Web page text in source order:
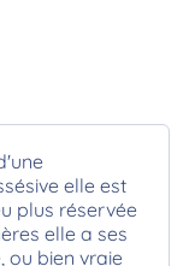
elle est
plus réservée
elle a ses
ou bien vraie